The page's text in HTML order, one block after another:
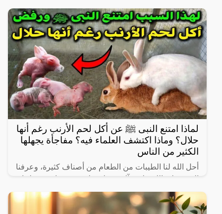
ومنعش، وله فوائد كثيرة لأنه غني بالفيتامينات والمعادن،
كما
لماذا امتنع النبى ﷺ عن أكل لحم الأرنب رغم أنها
حلال؟ وماذا اكتشف العلماء فيه؟ مفاجأة يجهلها
الكثير من الناس
أحل الله لنا الطيبات من الطعام من أصناف كثيرة، وعرفنا
النبي صلى الله عليه وآله وسـلم على بعض ما حرم علينا،
ولكن يثير البعض من حين لآخر بعض المعلومات الغير